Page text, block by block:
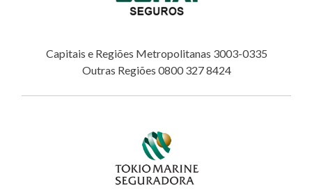
Capitais e Regiões Metropolitanas 3003-0335
Outras Regiões 0800 327 8424